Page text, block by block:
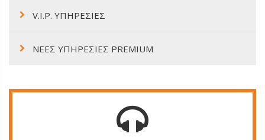
V.I.P. ΥΠΗΡΕΣΙΕΣ
ΝΕΕΣ ΥΠΗΡΕΣΙΕΣ PREMIUM